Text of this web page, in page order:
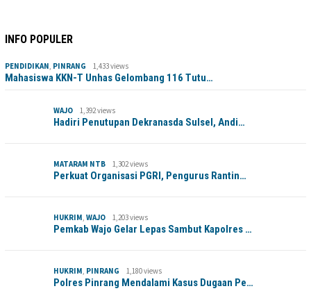
INFO POPULER
PENDIDIKAN, PINRANG 1,433 views
Mahasiswa KKN-T Unhas Gelombang 116 Tutu…
WAJO 1,392 views
Hadiri Penutupan Dekranasda Sulsel, Andi…
MATARAM NTB 1,302 views
Perkuat Organisasi PGRI, Pengurus Rantin…
HUKRIM, WAJO 1,203 views
Pemkab Wajo Gelar Lepas Sambut Kapolres …
HUKRIM, PINRANG 1,180 views
Polres Pinrang Mendalami Kasus Dugaan Pe…